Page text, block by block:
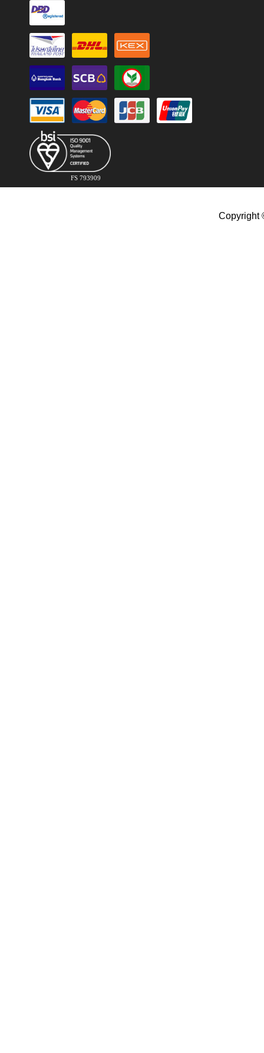
FS 793909
Copyright